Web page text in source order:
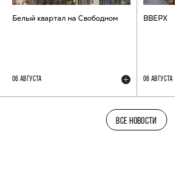
Белый квартал на Свободном
06 АВГУСТА
ВВЕРХ
06 АВГУСТА
ВСЕ НОВОСТИ